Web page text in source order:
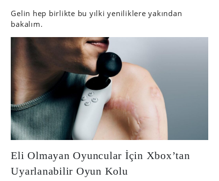
Gelin hep birlikte bu yılki yeniliklere yakından
bakalım.
Eli Olmayan Oyuncular İçin Xbox’tan
Uyarlanabilir Oyun Kolu